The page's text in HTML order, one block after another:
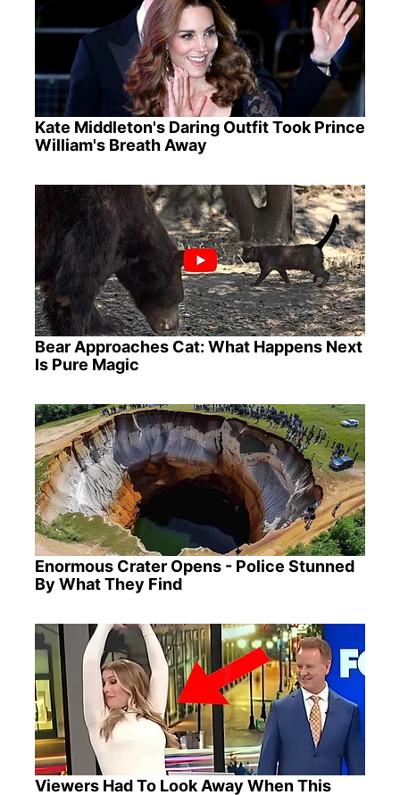
Kate Middleton's Daring Outfit Took Prince
William's Breath Away
Bear Approaches Cat: What Happens Next
Is Pure Magic
Enormous Crater Opens - Police Stunned
By What They Find
Viewers Had To Look Away When This